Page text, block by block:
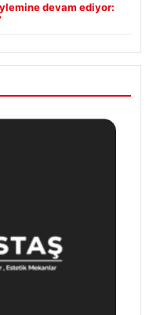
devam ediyor: